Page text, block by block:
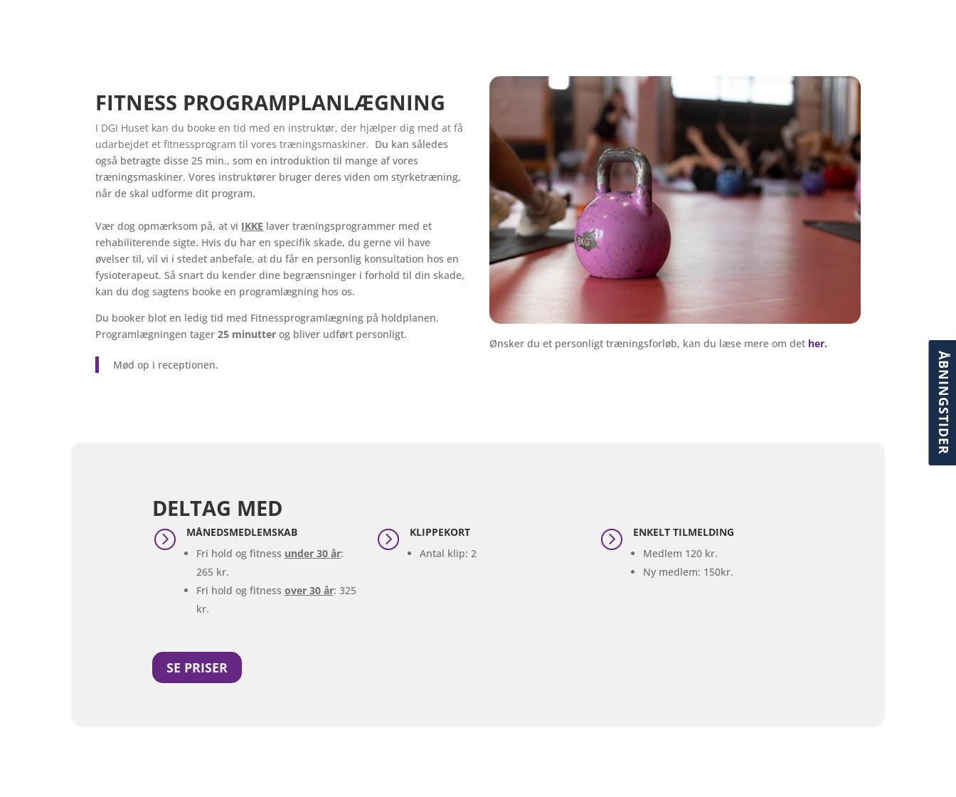
ÅBNINGSTIDER
FITNESS PROGRAMPLANLÆGNING
I DGI Huset kan du booke en tid med en instruktør, der hjælper dig med at få
udarbejdet et fitnessprogram til vores træningsmaskiner. Du kan således
også betragte disse 25 min., som en introduktion til mange af vores
træningsmaskiner. Vores instruktører bruger deres viden om styrketræning,
når de skal udforme dit program.
Vær dog opmærksom på, at vi IKKE laver træningsprogrammer med et
rehabiliterende sigte. Hvis du har en specifik skade, du gerne vil have
øvelser til, vil vi i stedet anbefale, at du får en personlig konsultation hos en
fysioterapeut. Så snart du kender dine begrænsninger i forhold til din skade,
kan du dog sagtens booke en programlægning hos os.
Du booker blot en ledig tid med Fitnessprogramlægning på holdplanen.
Programlægningen tager25 minutter og bliver udført personligt.
Mød op i receptionen.
Ønsker du et personligt træningsforløb, kan du læse mere om det her.
DELTAG MED
=
MÅNEDSMEDLEMSKAB
Fri hold og fitness under 30 år:
265 kr.
Fri hold og fitness over 30 år: 325
kr.
=
KLIPPEKORT
Antal klip: 2
=
ENKELT TILMELDING
Medlem 120 kr.
Ny medlem: 150kr.
SE PRISER